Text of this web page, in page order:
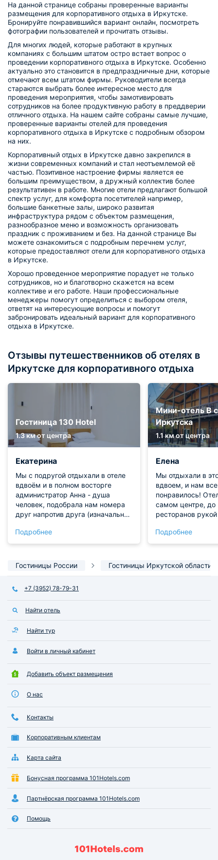
На данной странице собраны проверенные варианты
размещения для корпоративного отдыха в Иркутске.
Бронируйте понравившийся вариант онлайн, посмотреть
фотографии пользователей и прочитать отзывы.
Для многих людей, которые работают в крупных
компаниях с большим штатом остро встает вопрос о
проведении корпоративного отдыха в Иркутске. Особенно
актуально это становится в предпраздничные дни, которые
отмечают всем штатом фирмы. Руководители всегда
стараются выбрать более интересное место для
проведения мероприятия, чтобы замотивировать
сотрудников на более продуктивную работу в преддверии
отличного отдыха. На нашем сайте собраны самые лучшие,
проверенные варианты отелей для проведения
корпоративного отдыха в Иркутске с подробным обзором
на них.
Корпоративный отдых в Иркутске давно закрепился в
жизни современных компаний и стал неотъемлемой её
частью. Позитивное настроение фирмы является ее
большим преимуществом, а дружный коллектив более
результативен в работе. Многие отели предлагают большой
спектр услуг, для комфорта посетителей например,
большие банкетные залы, широко развитая
инфраструктура рядом с объектом размещения,
разнообразное меню и возможность организовать
праздник с проживанием и без. На данной странице Вы
можете ознакомиться с подробным перечнем услуг,
которые предоставляют отели для корпоративного отдыха
в Иркутске.
Хорошо проведенное мероприятие порадует не только
сотрудников, но и благотворно скажется на всем
коллективе и его работе. Наши профессиональные
менеджеры помогут определиться с выбором отеля,
ответят на интересующие вопросы и помогут
забронировать идеальный вариант для корпоративного
отдыха в Иркутске.
Отзывы путешественников об отелях в
Иркутске для корпоративного отдыха
Гостиница 130 Hotel
1.3 км от центра
Екатерина
Мы с подругой отдыхали в отеле
вдвоём и в полном восторге
администратор Анна - душа
человек, подобрала нам номера
друг напротив друга (изначально
рассказала о близлежащих
достопримечательностях, мы
как будто знали друг друга давно.
крепкий полотенца, гигиенические
и душевые средства в полном
комплекте. к тому же сам район
исторический об этом мы узнали
от Ани уезжать не хотелось, но мы
держим путь дальше)
Рекомендую отель на 100
Подробнее
Мини-отель В
Иркутска
1.1 км от центра
Елена
Мы отдыхали в
вдвоем, и нам
понравилось!
самом центре, до
ресторанов
ремонт хороший.
встретил очень
вдвоем это
Подробнее
Гостиницы России Гостиницы Иркутской области
+7 (3952) 78-79-31
Найти отель
Найти тур
Войти в личный кабинет
Добавить объект размещения
О нас
Контакты
Корпоративным клиентам
Карта сайта
Бонусная программа 101Hotels.com
Партнёрская программа 101Hotels.com
Помощь